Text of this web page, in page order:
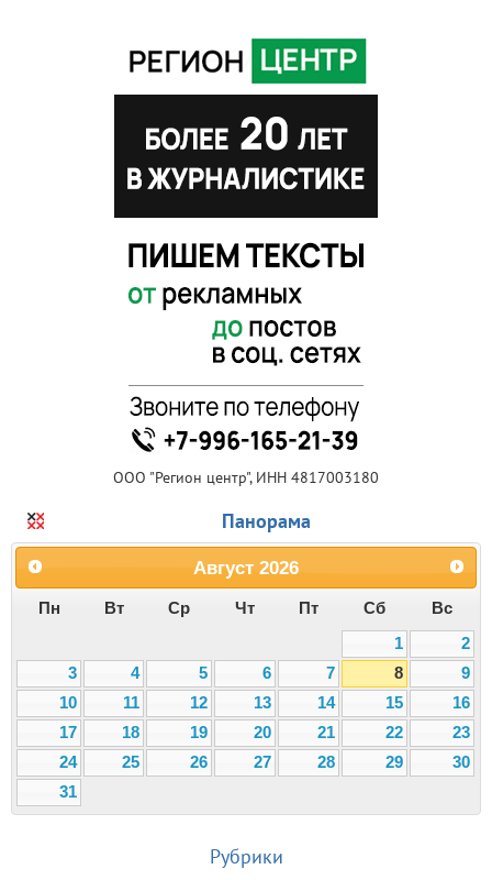
ООО "Регион центр", ИНН 4817003180
Панорама
Август 2026
Пн Вт Ср Чт Пт Сб
Вс
1
2
3
4 5 6 7 8
9
10
11 12 13 14 15
16
17
18 19 20 21 22
23
24
25 26 27 28 29
30
31
Рубрики